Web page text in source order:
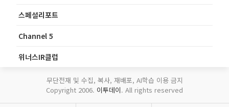
스페셜리포트
Channel 5
위너스IR클럽
무단전재 및 수집, 복사, 재배포, AI학습 이용 금지
Copyright 2006. 이투데이. All rights reserved